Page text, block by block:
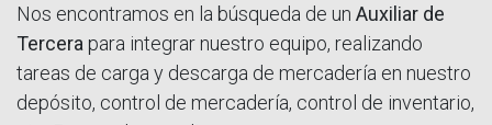
Nos encontramos en la búsqueda de un Auxiliar de
Tercera para integrar nuestro equipo, realizando
tareas de carga y descarga de mercadería en nuestro
depósito, control de mercadería, control de inventario,